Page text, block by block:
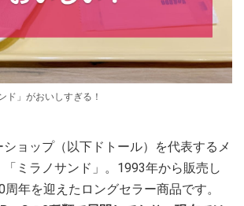
ド」がおいしすぎる！
ショップ（以下ドトール）を代表するメ
ミラノサンド」。1993年から販売し
年を迎えたロングセラー商品です。